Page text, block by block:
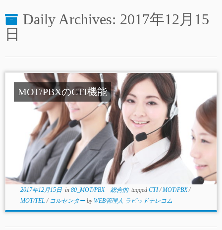
Daily Archives: 2017年12月15
日
MOT/PBXのCTI機能
2017年12月15日in 80_MOT/PBX 総合的 tagged CTI/MOT/PBX/
MOT/TEL/ コルセンター by WEB管理人 ラピッドテレコム